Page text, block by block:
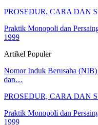
PROSEDUR, CARA DAN
Praktik Monopoli dan
1999
Artikel Populer
Nomor Induk Berusaha
dan…
PROSEDUR, CARA DAN
Praktik Monopoli dan
1999